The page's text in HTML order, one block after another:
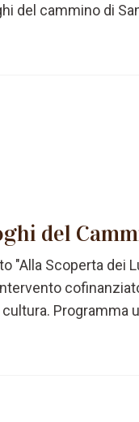
del cammino di
del
"Alla Scoperta dei